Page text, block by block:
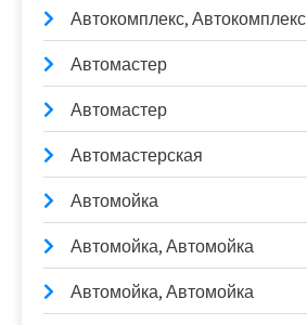
Автокомплекс, Автокомплекс
Автомастер
Автомастер
Автомастерская
Автомойка
Автомойка, Автомойка
Автомойка, Автомойка